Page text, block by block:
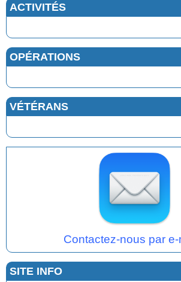
ACTIVITÉS
OPÉRATIONS
VÉTÉRANS
Contactez-nous par e-
SITE INFO